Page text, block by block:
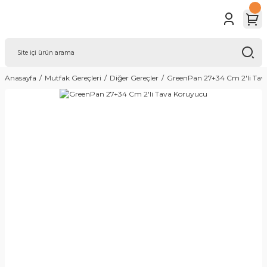
Anasayfa Mutfak Gereçleri Diğer Gereçler GreenPan 27+34 Cm 2'li